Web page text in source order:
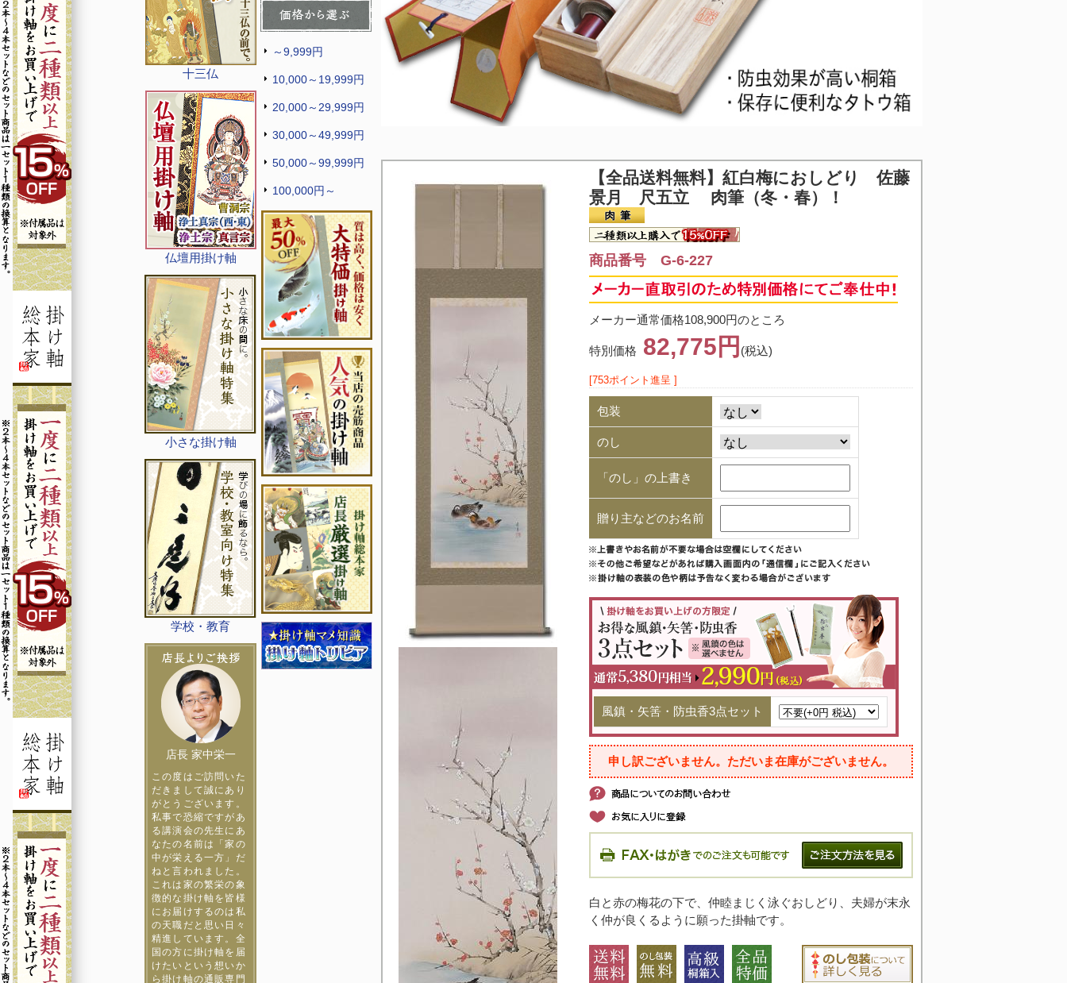
十三仏
仏壇用掛け軸
小さな掛け軸
学校・教育
店長 家中栄一
この度はご訪問いた
だきまして誠にあり
がとうございます。
私事で恐縮ですがあ
る講演会の先生にあ
なたの名前は「家の
中が栄える一方」だ
ねと言われました。
これは家の繁栄の象
徴的な掛け軸を皆様
にお届けするのは私
の天職だと思い日々
精進しています。全
国の方に掛け軸を届
けたいという想いか
ら掛け軸の通販専門
～9,999円
10,000～19,999円
20,000～29,999円
30,000～49,999円
50,000～99,999円
100,000円～
【全品送料無料】 紅白梅におしどり 佐藤
景月 尺五立 肉筆（冬・春）！
商品番号 G-6-227
メーカー通常価格108,900円のところ
特別価格 82,775円 (税込)
[753ポイント進呈 ]
包装
のし
「のし」の上書き
贈り主などのお名前
風鎮・矢筈・防虫香3点セット
申し訳ございません。ただいま在庫がございません。
白と赤の梅花の下で、仲睦まじく泳ぐおしどり、夫婦が末永
く仲が良くるように願った掛軸です。